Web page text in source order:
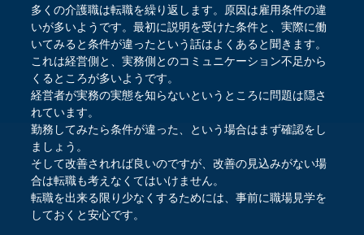
多くの介護職は転職を繰り返します。原因は雇用条件の違
いが多いようです。最初に説明を受けた条件と、実際に働
いてみると条件が違ったという話はよくあると聞きます。
これは経営側と、実務側とのコミュニケーション不足から
くるところが多いようです。
経営者が実務の実態を知らないというところに問題は隠さ
れています。
勤務してみたら条件が違った、という場合はまず確認をし
ましょう。
そして改善されれば良いのですが、改善の見込みがない場
合は転職も考えなくてはいけません。
転職を出来る限り少なくするためには、事前に職場見学を
しておくと安心です。